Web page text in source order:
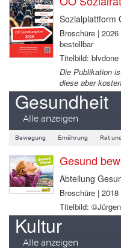
Sozialplattform
Broschüre |
bestellbar
Titelbild:
Die Publikation
diese aber
Gesundheit
Alle anzeigen
Bewegung Ernährung Rat
Gesund
Abteilung
Broschüre |
Titelbild:
Kultur
Alle anzeigen